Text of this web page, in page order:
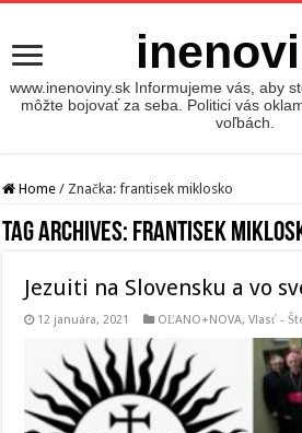
www.inenoviny.sk Informujeme vás, aby
môžte bojovať za seba. Politici vás
voľbách.
Home / Značka:frantisek miklosko
Tag Archives: frantisek
Jezuiti na Slovensku a vo
12 januára, 2021 OĽANO+NOVA,Vlasť -